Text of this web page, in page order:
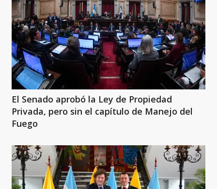
El Senado aprobó la Ley de Propiedad
Privada, pero sin el capítulo de Manejo del
Fuego